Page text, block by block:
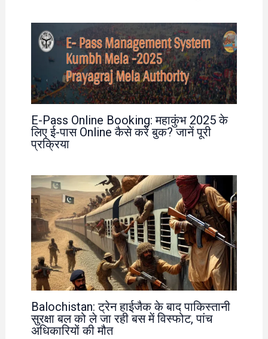
E-Pass Online Booking: महाकुंभ 2025 के
लिए ई-पास Online कैसे करें बुक? जानें पूरी
प्रक्रिया
Balochistan: ट्रेन हाईजैक के बाद पाकिस्तानी
सुरक्षा बल को ले जा रही बस में विस्फोट, पांच
अधिकारियों की मौत